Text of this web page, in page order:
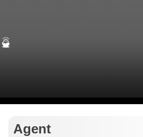
Agent